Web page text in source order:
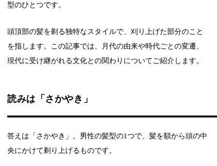
型のひとつです。
頭頂部の髪を剃る独特なスタイルで、刈り上げた部分のこと
を指します。この記事では、月代の由来や時代ごとの変遷、
現代に受け継がれる文化との関わりについてご紹介します。
読みは「さかやき」
答えは「さかやき」。男性の髪型の1つで、髪を額から頭の中
央にかけて剃り上げるものです。